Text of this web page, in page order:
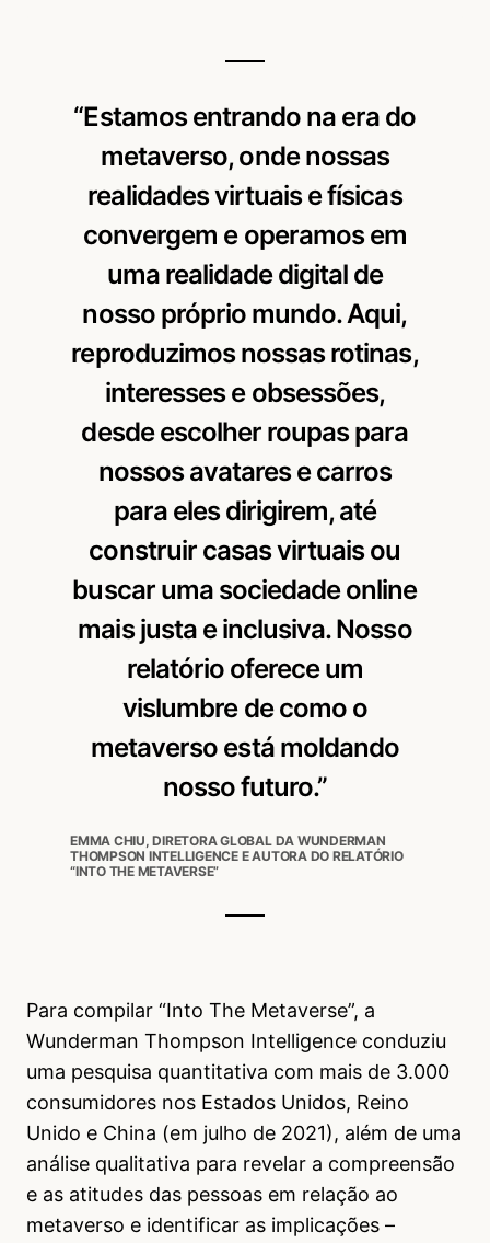
“Estamos entrando na era do
metaverso, onde nossas
realidades virtuais e físicas
convergem e operamos em
uma realidade digital de
nosso próprio mundo. Aqui,
reproduzimos nossas rotinas,
interesses e obsessões,
desde escolher roupas para
nossos avatares e carros
para eles dirigirem, até
construir casas virtuais ou
buscar uma sociedade online
mais justa e inclusiva. Nosso
relatório oferece um
vislumbre de como o
metaverso está moldando
nosso futuro.”
EMMA CHIU, DIRETORA GLOBAL DA WUNDERMAN
THOMPSON INTELLIGENCE E AUTORA DO RELATÓRIO
“INTO THE METAVERSE”
Para compilar “Into The Metaverse”, a
Wunderman Thompson Intelligence conduziu
uma pesquisa quantitativa com mais de 3.000
consumidores nos Estados Unidos, Reino
Unido e China (em julho de 2021), além de uma
análise qualitativa para revelar a compreensão
e as atitudes das pessoas em relação ao
metaverso e identificar as implicações –